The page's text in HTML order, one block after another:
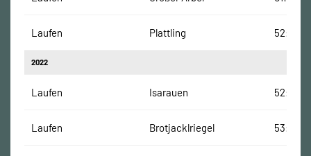
Laufen Plattling 52:32
2022
Laufen Isarauen 52:56
Laufen Brotjacklriegel 53:07